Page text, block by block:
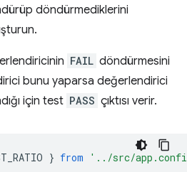
döndürmediklerini
FAIL döndürmesini
bunu yaparsa değerlendirici
için test PASS çıktısı verir.
} from '../src/